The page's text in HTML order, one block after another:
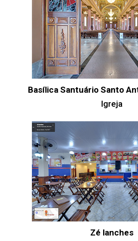
Basílica Santuário Santo
Igreja
Zé lanches